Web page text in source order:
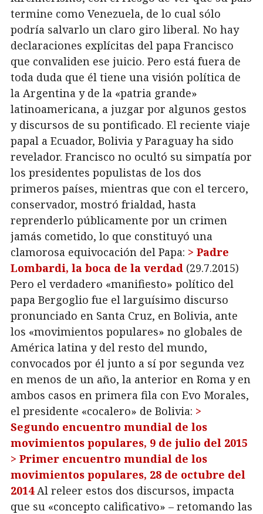
termine como Venezuela, de lo cual sólo
podría salvarlo un claro giro liberal. No hay
declaraciones explícitas del papa Francisco
que convaliden ese juicio. Pero está fuera de
toda duda que él tiene una visión política de
la Argentina y de la «patria grande»
latinoamericana, a juzgar por algunos gestos
y discursos de su pontificado. El reciente viaje
papal a Ecuador, Bolivia y Paraguay ha sido
revelador. Francisco no ocultó su simpatía por
los presidentes populistas de los dos
primeros países, mientras que con el tercero,
conservador, mostró frialdad, hasta
reprenderlo públicamente por un crimen
jamás cometido, lo que constituyó una
clamorosa equivocación del Papa: > Padre
Lombardi, la boca de la verdad (29.7.2015)
Pero el verdadero «manifiesto» político del
papa Bergoglio fue el larguísimo discurso
pronunciado en Santa Cruz, en Bolivia, ante
los «movimientos populares» no globales de
América latina y del resto del mundo,
convocados por él junto a sí por segunda vez
en menos de un año, la anterior en Roma y en
ambos casos en primera fila con Evo Morales,
el presidente «cocalero» de Bolivia: >
Segundo encuentro mundial de los
movimientos populares, 9 de julio del 2015
> Primer encuentro mundial de los
movimientos populares, 28 de octubre del
2014Al releer estos dos discursos, impacta
que su «concepto calificativo» – retomando las